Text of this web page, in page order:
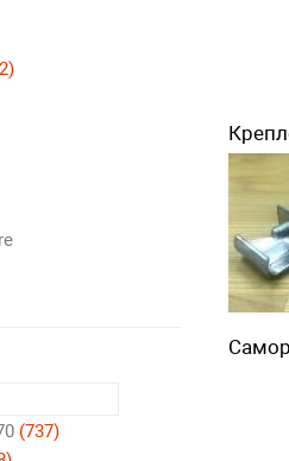
(737)